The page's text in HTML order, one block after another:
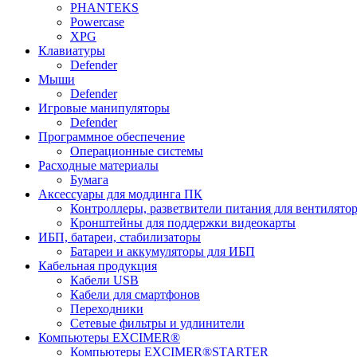
PHANTEKS
Powercase
XPG
Клавиатуры
Defender
Мыши
Defender
Игровые манипуляторы
Defender
Программное обеспечение
Операционные системы
Расходные материалы
Бумага
Аксессуары для моддинга ПК
Контроллеры, разветвители питания для
Кронштейны для поддержки видеокарты
ИБП, батареи, стабилизаторы
Батареи и аккумуляторы для ИБП
Кабельная продукция
Кабели USB
Кабели для смартфонов
Переходники
Сетевые фильтры и удлинители
Компьютеры EXCIMER®
Компьютеры EXCIMER®STARTER